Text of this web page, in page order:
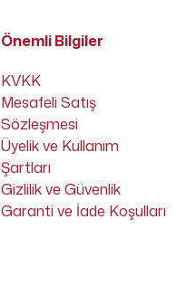
Önemli Bilgiler
KVKK
Mesafeli Satış
Sözleşmesi
Üyelik ve Kullanım
Şartları
Gizlilik ve Güvenlik
Garanti ve İade Koşulları